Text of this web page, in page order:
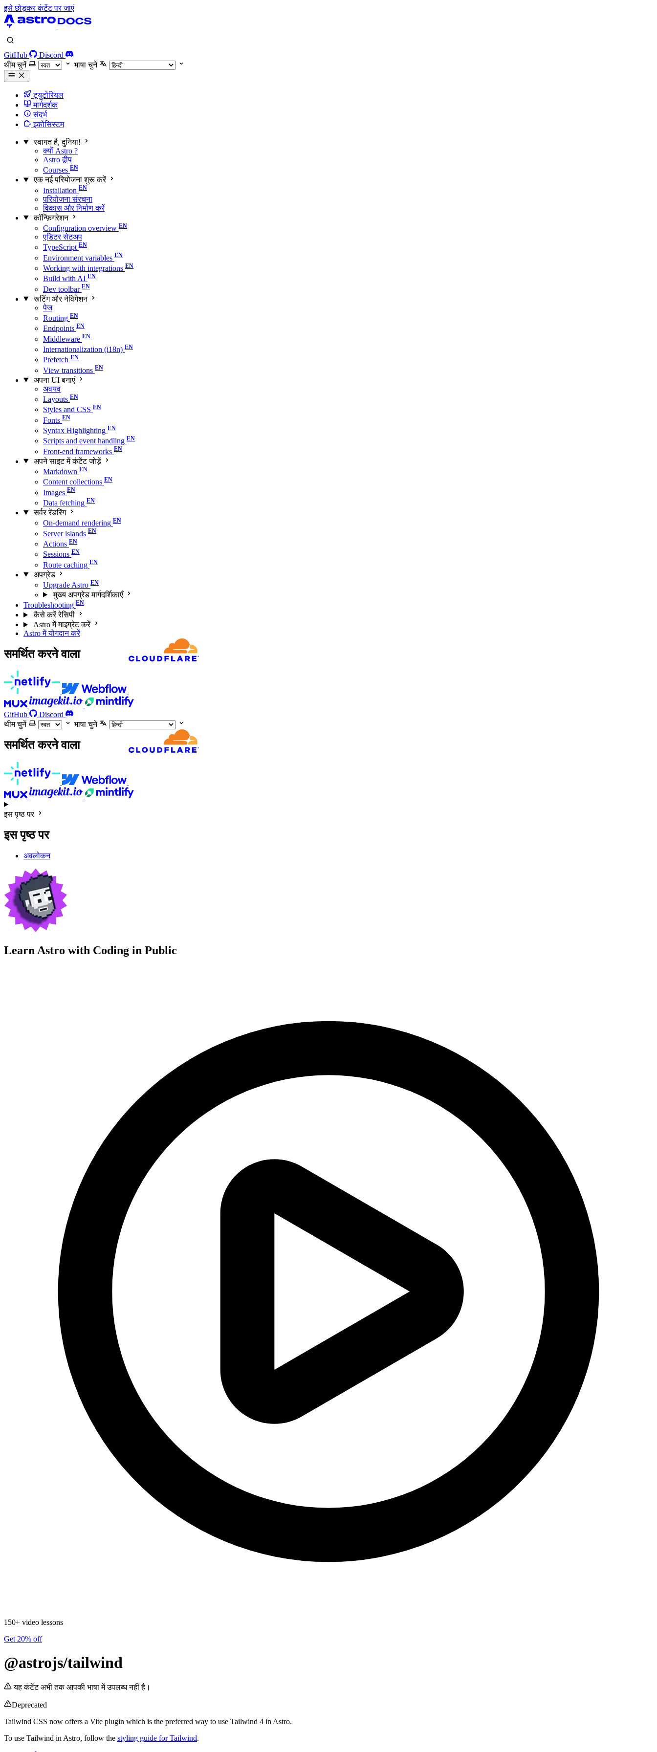
इसे छोड़कर कंटेंट पर जाएं
GitHub
Discord
थीम चुनें
भाषा चुने
ट्युटोरियल
मार्गदर्शक
संदर्भ
इकोसिस्टम
स्वागत है, दुनिया!
क्यों Astro ?
Astro द्वीप
Courses
एक नई परियोजना शुरू करें
Installation
परियोजना संरचना
विकास और निर्माण करें
कॉन्फ़िगरेशन
Configuration overview
एडिटर सेटअप
TypeScript
Environment variables
Working with integrations
Build with AI
Dev toolbar
रूटिंग और नेविगेशन
पेज
Routing
Endpoints
Middleware
Internationalization (i18n)
Prefetch
View transitions
अपना UI बनाएं
अवयव
Layouts
Styles and CSS
Fonts
Syntax Highlighting
Scripts and event handling
Front-end frameworks
अपने साइट में कंटेंट जोड़ें
Markdown
Content collections
Images
Data fetching
सर्वर रेंडरिंग
On-demand rendering
Server islands
Actions
Sessions
Route caching
अपग्रेड
Upgrade Astro
मुख्य अपग्रेड मार्गदर्शिकाएँ
Troubleshooting
कैसे करें रेसिपी
Astro में माइग्रेट करें
Astro में योगदान करें
समर्थित करने वाला
GitHub
Discord
थीम चुनें
भाषा चुने
समर्थित करने वाला
इस पृष्ठ पर
इस पृष्ठ पर
अवलोकन
Learn Astro with Coding in Public
150+ video lessons
Get 20% off
@astrojs/tailwind
यह कंटेंट अभी तक आपकी भाषा में उपलब्ध नहीं है।
Deprecated
Tailwind CSS now offers a Vite plugin which is the preferred way to use Tailwind 4 in Astro.
To use Tailwind in Astro, follow the styling guide for Tailwind.